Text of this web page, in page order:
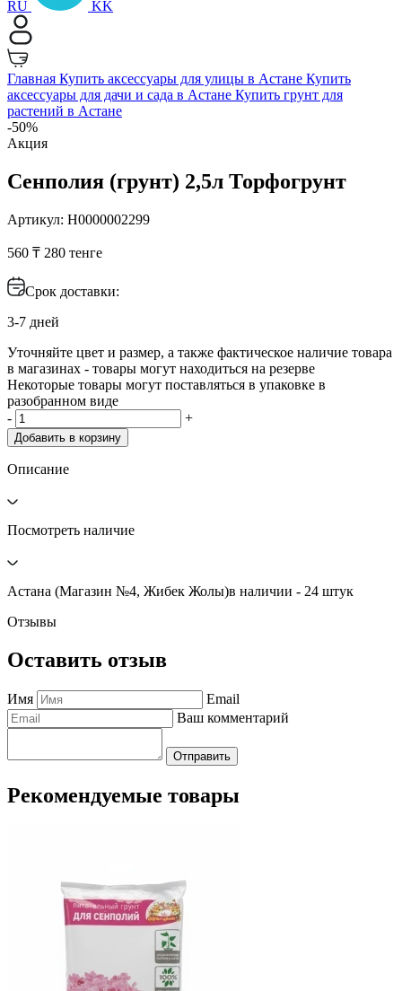
RU KK
Главная Купить аксессуары для улицы в Астане Купить
аксессуары для дачи и сада в Астане Купить грунт для
растений в Астане
-50%
Акция
Сенполия (грунт) 2,5л Торфогрунт
Артикул: Н0000002299
560 ₸ 280 тенге
Срок доставки:
3-7 дней
Уточняйте цвет и размер, а также фактическое наличие товара
в магазинах - товары могут находиться на резерве
Некоторые товары могут поставляться в упаковке в
разобранном виде
-
+
Добавить в корзину
Описание
Посмотреть наличие
Астана (Магазин №4, Жибек Жолы)в наличии - 24 штук
Отзывы
Оставить отзыв
Имя
Email
Ваш комментарий
Отправить
Рекомендуемые товары